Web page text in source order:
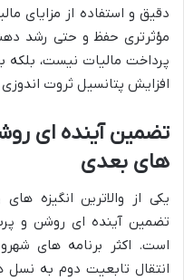
دقیق و استفاده از مزایای
مؤثرتری حفظ و حتی رشد
پرداخت مالیات نیست، بلکه
افزایش پتانسیل ثروت اندوزی
تضمین آینده ای
های بعدی
یکی از والاترین انگیزه
تضمین آینده ای روشن و
است. اکثر برنامه های
انتقال تابعیت دوم به نسل